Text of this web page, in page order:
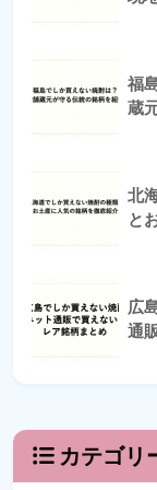
福
蔵
北
と
広
通
カテゴリ